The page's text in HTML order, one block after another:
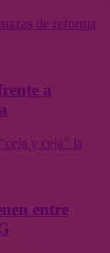
de reforma
a
y ceja” la
entre